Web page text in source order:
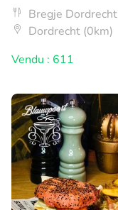
Bregje Dordrecht
Dordrecht (0km)
Vendu : 611